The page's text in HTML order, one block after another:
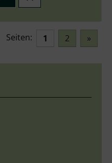
Seiten: 1 2 »